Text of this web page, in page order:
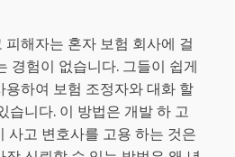
해자는 혼자 보험 회사에 걸
경험이 없습니다. 그들이 쉽게
용하여 보험 조정자와 대화 할
습니다. 이 방법은 개발 하 고
사고 변호사를 고용 하는 것은